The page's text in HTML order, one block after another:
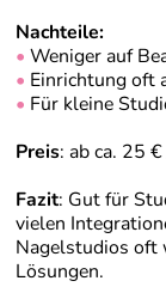
Nachteile:
• Weniger auf
• Einrichtung oft
• Für kleine
Preis: ab ca. 25
Fazit: Gut für
vielen
Nagelstudios oft
Lösungen.